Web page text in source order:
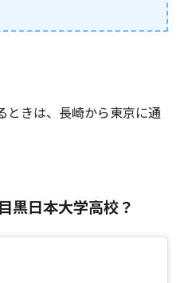
ときは、長崎から東京に通
黒日本大学高校？